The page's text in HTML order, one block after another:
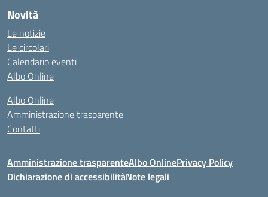
Novità
Le notizie
Le circolari
Calendario eventi
Albo Online
Albo Online
Amministrazione trasparente
Contatti
Amministrazione trasparenteAlbo OnlinePrivacy Policy
Dichiarazione di accessibilitàNote legali